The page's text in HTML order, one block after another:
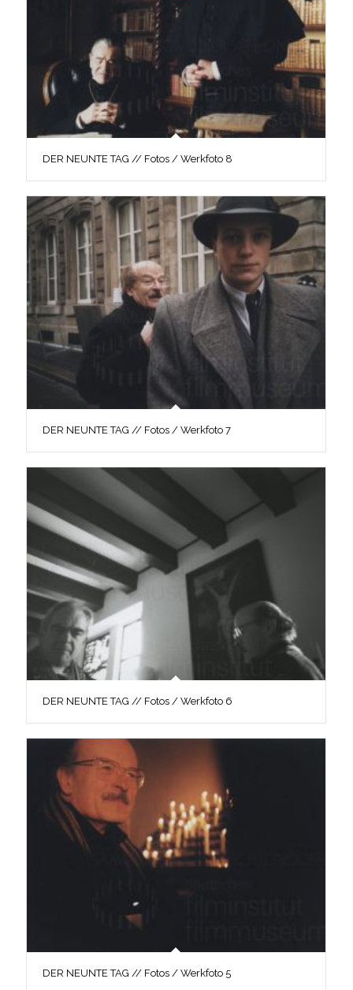
DER NEUNTE TAG // Fotos / Werkfoto 8
DER NEUNTE TAG // Fotos / Werkfoto 7
DER NEUNTE TAG // Fotos / Werkfoto 6
DER NEUNTE TAG // Fotos / Werkfoto 5